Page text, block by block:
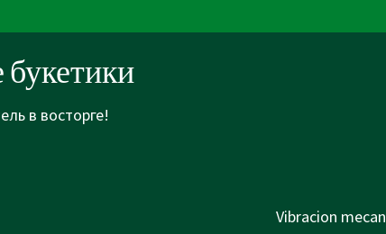
в восторге!
Next
Vibracion